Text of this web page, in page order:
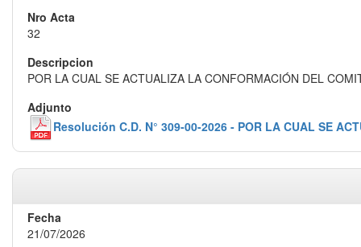
32
POR LA CUAL SE ACTUALIZA LA CONFORMACIÓN DEL
Resolución C.D. N° 309-00-2026 - POR LA CUAL SE
21/07/2026